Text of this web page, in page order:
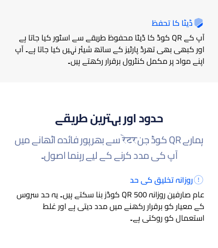
ڈیٹا کا تحفظ
آپ کے QR کوڈ کا ڈیٹا محفوظ طریقے سے اسٹور کیا جاتا ہے
اور کبھی بھی تھرڈ پارٹیز کے ساتھ شیئر نہیں کیا جاتا ہے۔ آپ
اپنے مواد پر مکمل کنٹرول برقرار رکھتے ہیں۔
حدود اور بہترین طریقے
ہمارے QR کوڈ جنरेटर سے بھرپور فائدہ اٹھانے میں
آپ کی مدد کرنے کے لیے رہنما اصول۔
روزانہ تخلیق کی حد
عام صارفین روزانہ 500 QR کوڈز بنا سکتے ہیں۔ یہ حد سروس
کے معیار کو برقرار رکھنے میں مدد دیتی ہے اور غلط
استعمال کو روکتی ہے۔